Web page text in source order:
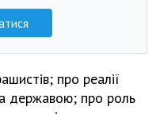
про реалії
державою; про роль